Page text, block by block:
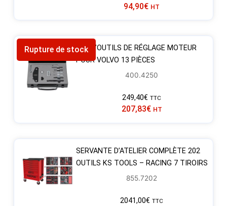
94,90€ HT
Rupture de stockJEU D’OUTILS DE RÉGLAGE MOTEUR
POUR VOLVO 13 PIÈCES
400.4250
249,40€ TTC
207,83€ HT
SERVANTE D’ATELIER COMPLÈTE 202
OUTILS KS TOOLS – RACING 7 TIROIRS
855.7202
2041,00€ TTC